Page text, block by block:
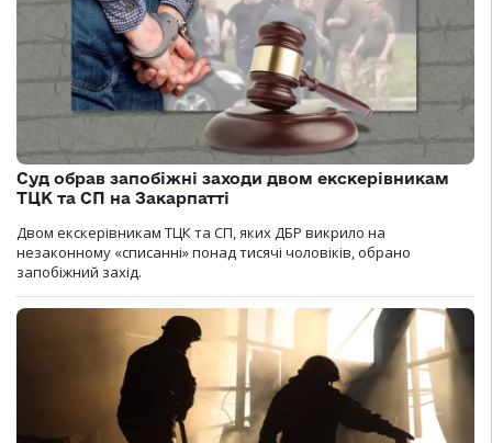
Суд обрав запобіжні заходи двом екскерівникам
ТЦК та СП на Закарпатті
Двом екскерівникам ТЦК та СП, яких ДБР викрило на
незаконному «списанні» понад тисячі чоловіків, обрано
запобіжний захід.